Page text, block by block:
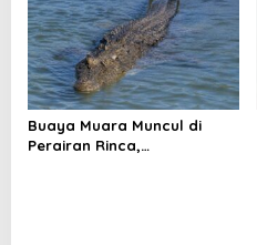
Buaya Muara Muncul di
Perairan Rinca,